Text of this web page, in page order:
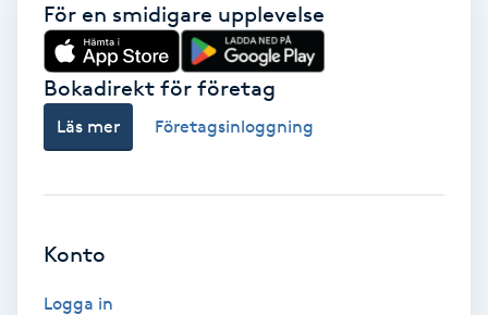
Vampyrbehandling
Vaxning
Vaxning brasiliansk
För en smidigare upplevelse
Bokadirekt för företag
Läs mer Företagsinloggning
Konto
Logga in